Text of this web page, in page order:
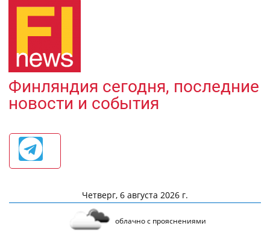
Финляндия сегодня, последние
новости и события
Четверг, 6 августа 2026 г.
облачно с прояснениями